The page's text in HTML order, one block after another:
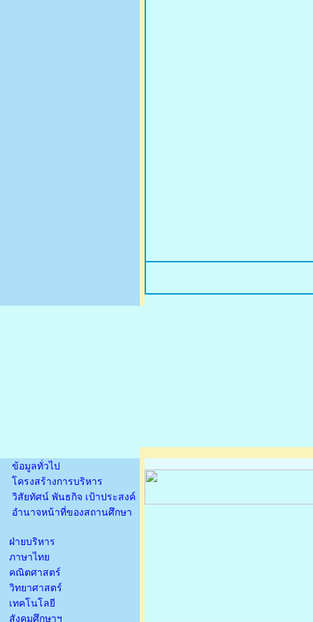
ข้อมูลทั่วไป
โครงสร้างการบริหาร
วิสัยทัศน์ พันธกิจ เป้าประสงค์
อำนาจหน้าที่ของสถานศึกษา
ฝ่ายบริหาร
ภาษาไทย
คณิตศาสตร์
วิทยาศาสตร์
เทคโนโลยี
สังคมศึกษาฯ